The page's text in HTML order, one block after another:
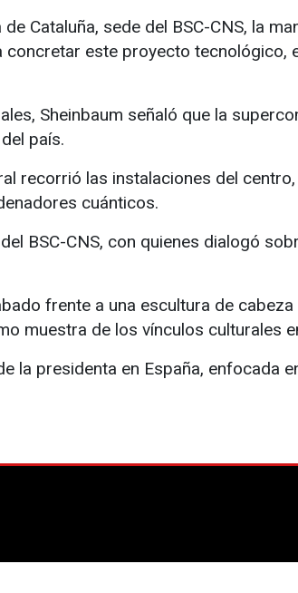
Cataluña, sede del BSC-CNS, la
concretar este proyecto
Sheinbaum señaló que la
país.
recorrió las instalaciones del
cuánticos.
BSC-CNS, con quienes dialogó
frente a una escultura de
muestra de los vínculos culturales
la presidenta en España, enfocada